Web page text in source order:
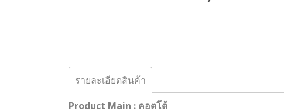
รายละเอียดสินค้า
Product Main : คอตโต้